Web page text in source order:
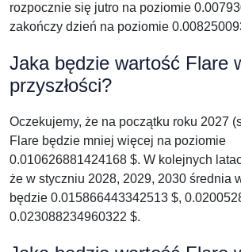
rozpocznie się jutro na poziomie
zakończy dzień na poziomie
Jaka będzie wartość Flare
przyszłości?
Oczekujemy, że na początku roku 2027
Flare będzie mniej więcej na poziomie
0.010626881424168 $. W kolejnych
że w styczniu 2028, 2029, 2030 średnia
będzie 0.015866443342513 $,
0.023088234960322 $.